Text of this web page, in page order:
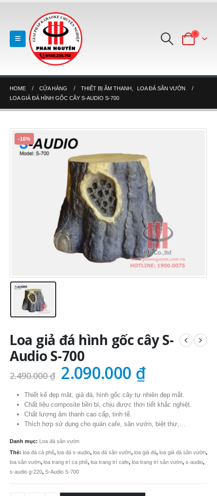
0
HOME CỬA HÀNG THIẾT BỊ ÂM THANH
LOA ĐÁ SÂN VƯỜN
LOA GIẢ ĐÁ HÌNH GỐC CÂY S-AUDIO S-700
-16%
Loa giả đá hình gốc cây S-
Audio S-700
2.490.000₫ Giá
gốc
là:
2.490.000 ₫.
2.090.000 ₫Giá
hiện
tại
là:
Thiết kế đẹp măt, giả đá, hình gốc cây tự nhiên đẹp mắt.
Chất liệu composite bền bỉ, chịu được thời tiết khắc nghiệt.
Chất lượng âm thanh cao cấp, tinh tế.
Thích hợp sử dụng cho quán cafe, sân vườn, biệt thư,…
Danh mục: Loa đá sân vườn
Thẻ: loa đá cà phê, loa đá s-audio, loa đá sân vườn, loa giả đá, loa giả đá sân vườn,
loa sân vườn, loa trang trí ca phê, loa trang trí cafe, loa trang trí sân vườn, s-audio,
s-audio g-220, S-Audio S-700